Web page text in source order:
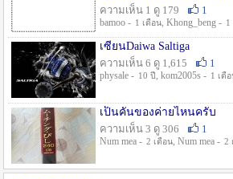
ความเห็น 1 ดู 179
1
bamoo - 1 เดือน, Khong_beng - 1
เซียนDaiwa Saltiga
ความเห็น 6 ดู 1,615
1
physale - 10 ปี , kom2005s - 1 เดื
เป็นคันของค่ายไหนครับ
ความเห็น 3 ดู 306
1
Num mea - 2 เดือน, Num mea - 2